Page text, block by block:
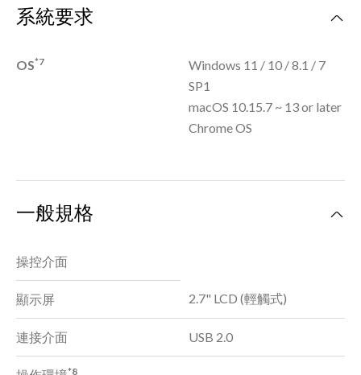
系統要求
OS*7
Windows 11 / 10 / 8.1 / 7
SP1
macOS 10.15.7 ~ 13 or later
Chrome OS
一般規格
操控介面
顯示屏 2.7" LCD (輕觸式)
連接介面 USB 2.0
*8